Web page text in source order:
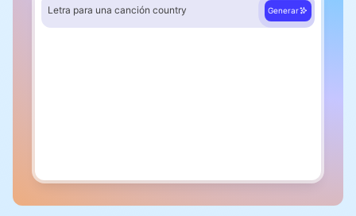
Letra para una canción country Generar